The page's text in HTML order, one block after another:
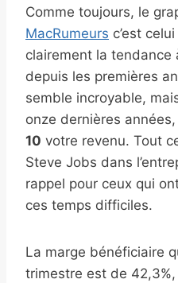
Comme toujours, le
MacRumeurs c’est
clairement la tendance
depuis les premières
semble incroyable,
onze dernières années,
10 votre revenu. Tout
Steve Jobs dans
rappel pour ceux qui
ces temps difficiles.
La marge bénéficiaire
trimestre est de